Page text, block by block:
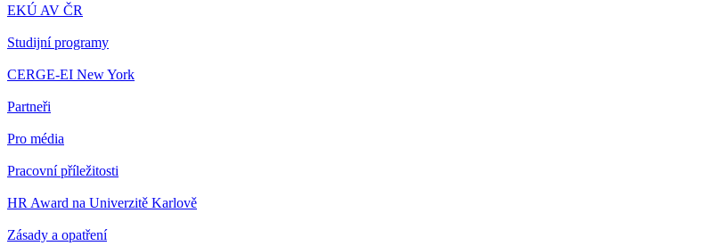
EKÚ AV ČR
Studijní programy
CERGE-EI New York
Partneři
Pro média
Pracovní příležitosti
HR Award na Univerzitě Karlově
Zásady a opatření